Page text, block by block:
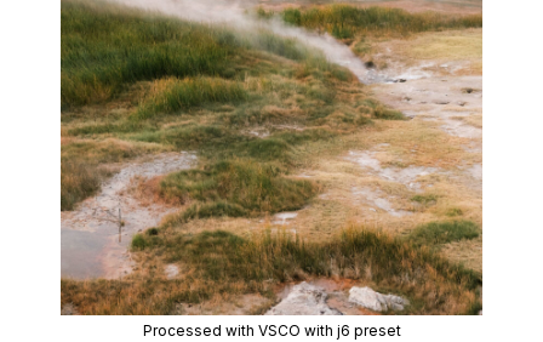
Processed with VSCO with j6 preset